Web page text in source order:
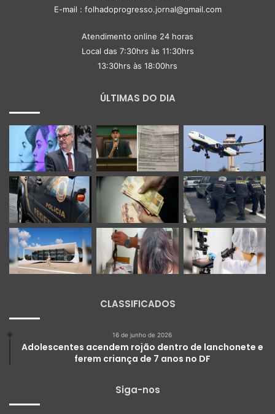
E-mail : folhadoprogresso.jornal@gmail.com
Atendimento online 24 horas
Local das 7:30hrs às 11:30hrs
13:30hrs às 18:00hrs
ÚLTIMAS DO DIA
CLASSIFICADOS
16 de junho de 2026
Adolescentes acendem rojão dentro de lanchonete e
ferem criança de 7 anos no DF
Siga-nos